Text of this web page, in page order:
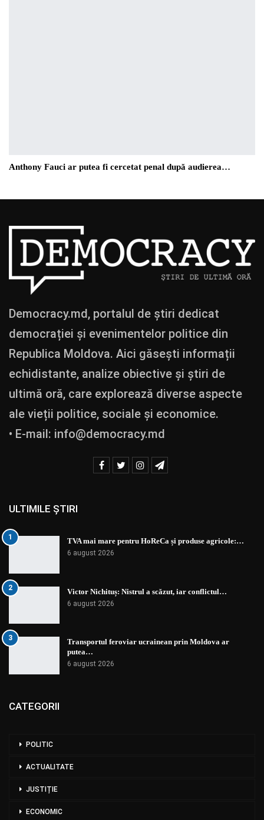
Anthony Fauci ar putea fi cercetat penal după audierea…
Democracy.md, portalul de știri dedicat
democrației și evenimentelor politice din
Republica Moldova. Aici găsești informații
echidistante, analize obiective și știri de
ultimă oră, care explorează diverse aspecte
ale vieții politice, sociale și economice.
• E-mail: info@democracy.md
ULTIMILE ȘTIRI
1 TVA mai mare pentru HoReCa și produse agricole:…
6 august 2026
2 Victor Nichituș: Nistrul a scăzut, iar conflictul…
6 august 2026
3
Transportul feroviar ucrainean prin Moldova ar
putea…
6 august 2026
CATEGORII
POLITIC
ACTUALITATE
JUSTIȚIE
ECONOMIC